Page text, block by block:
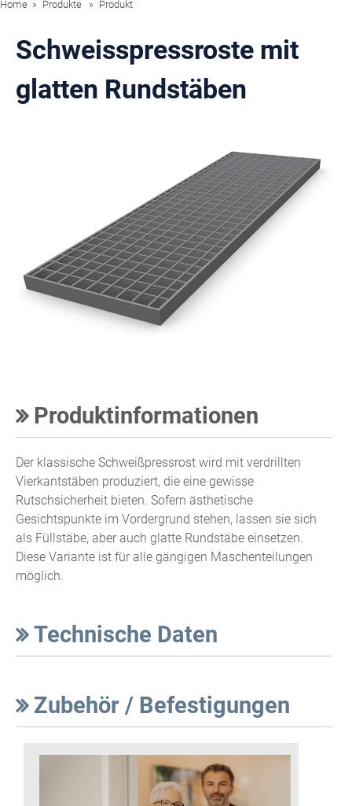
Home Produkte Produkt
Schweisspressroste mit
glatten Rundstäben
Produktinformationen
Der klassische Schweißpressrost wird mit verdrillten
Vierkantstäben produziert, die eine gewisse
Rutschsicherheit bieten. Sofern ästhetische
Gesichtspunkte im Vordergrund stehen, lassen sie sich
als Füllstäbe, aber auch glatte Rundstäbe einsetzen.
Diese Variante ist für alle gängigen Maschenteilungen
möglich.
Technische Daten
Zubehör / Befestigungen